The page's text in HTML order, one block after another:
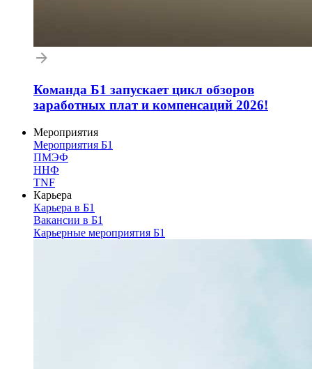
Команда Б1 запускает цикл обзоров
заработных плат и компенсаций 2026!
Мероприятия
Мероприятия Б1
ПМЭФ
ННФ
TNF
Карьера
Карьера в Б1
Вакансии в Б1
Карьерные мероприятия Б1